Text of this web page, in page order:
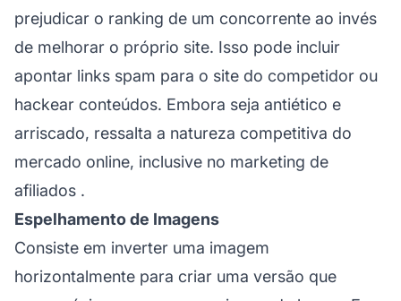
prejudicar o ranking de um concorrente ao invés
de melhorar o próprio site. Isso pode incluir
apontar links spam para o site do competidor ou
hackear conteúdos. Embora seja antiético e
arriscado, ressalta a natureza competitiva do
mercado online, inclusive no marketing de
afiliados .
Espelhamento de Imagens
Consiste em inverter uma imagem
horizontalmente para criar uma versão que